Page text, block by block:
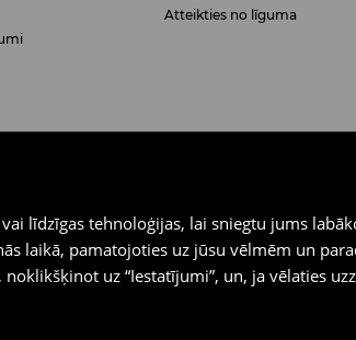
līdzīgas tehnoloģijas, lai sniegtu jums
laikā, pamatojoties uz jūsu vēlmēm un
uz “Iestatījumi”, un, ja vēlaties
Atteikties no līguma
Par mums
Darbavietas